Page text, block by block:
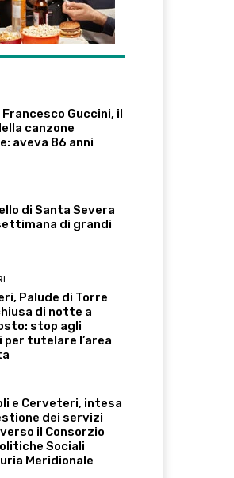
Francesco Guccini, il
canzone
aveva 86 anni
di Santa Severa
di grandi
Palude di Torre
di notte a
stop agli
per tutelare l’area
e Cerveteri, intesa
dei servizi
il Consorzio
Sociali
Meridionale